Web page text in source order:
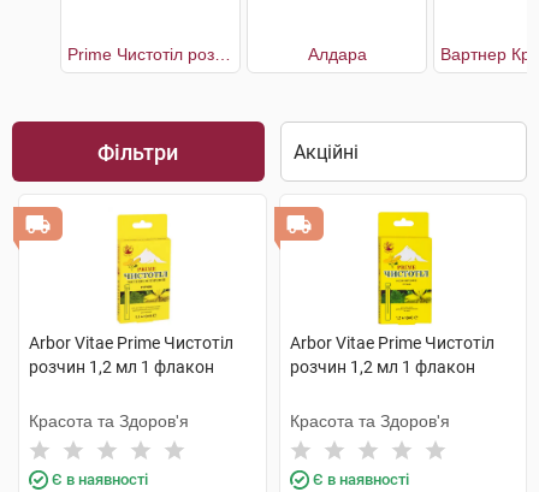
Алдара
Фільтри
Arbor Vitae Prime Чистотіл
розчин 1,2 мл 1 флакон
Красота та Здоров'я
Є в наявності
Arbor Vitae Prime Чистотіл
розчин 1,2 мл 1 флакон
Красота та Здоров'я
Є в наявності